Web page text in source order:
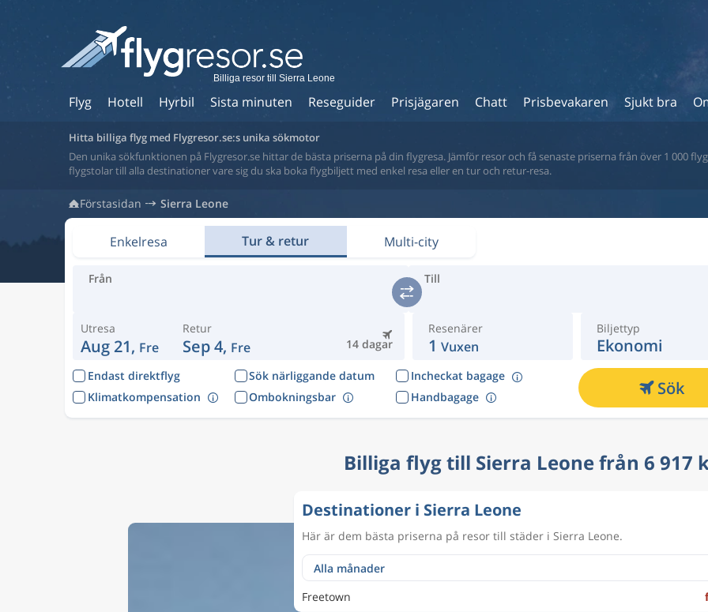
Flyg Hotell Hyrbil Sista minuten Reseguider Prisjägaren Chatt Prisbevakaren Sjukt bra
Billiga resor till Sierra Leone
Hitta billiga flyg med Flygresor.se:s unika sökmotor
Den unika sökfunktionen på Flygresor.se hittar de bästa priserna på din flygresa. Jämför resor och få senaste priserna från över 1 000
flygstolar till alla destinationer vare sig du ska boka flygbiljett med enkel resa eller en tur och retur-resa.
Förstasidan Sierra Leone
Enkelresa Tur & retur Multi-city
Från Till
Utresa
Aug 21, Fre 14 dagar
Retur
Sep 4, Fre
Resenärer
1 Vuxen
Biljettyp
Ekonomi
Endast direktflyg Sök närliggande datum
Incheckat bagage
Klimatkompensation
Ombokningsbar Handbagage Sök
Billiga flyg till Sierra Leone från 6 917
Destinationer i Sierra Leone
Här är dem bästa priserna på resor till städer i Sierra Leone.
Freetown